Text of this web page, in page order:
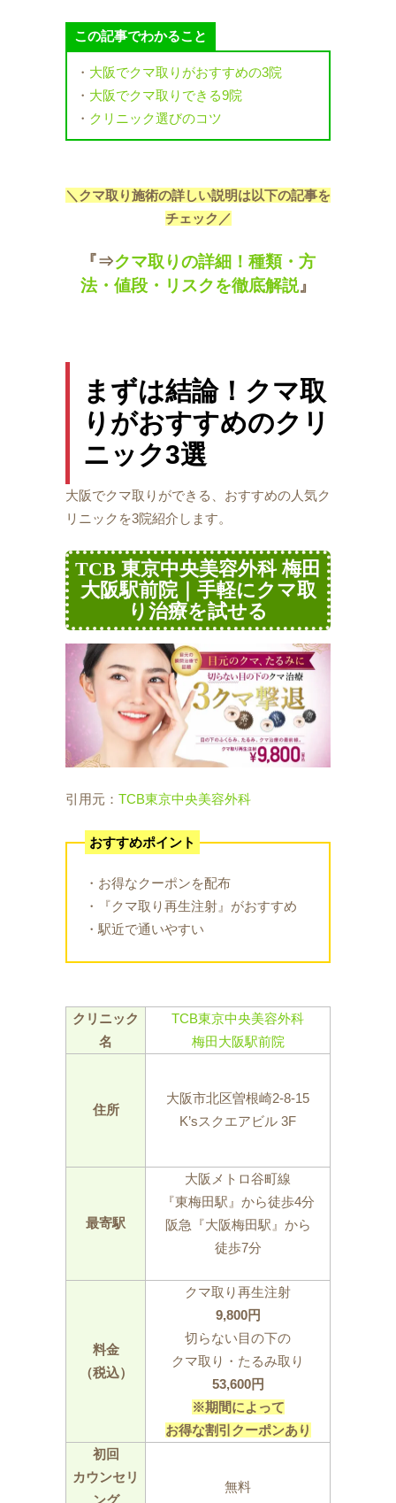
この記事でわかること
・ 大阪でクマ取りがおすすめの3院
・ 大阪でクマ取りできる9院
・ クリニック選びのコツ
＼クマ取り施術の詳しい説明は以下の記事を
チェック／
『⇒クマ取りの詳細！種類・方
法・値段・リスクを徹底解説』
まずは結論！クマ取
りがおすすめのクリ
ニック3選
大阪でクマ取りができる、おすすめの人気ク
リニックを3院紹介します。
TCB 東京中央美容外科 梅田
大阪駅前院｜手軽にクマ取
り治療を試せる
引用元： TCB東京中央美容外科
おすすめポイント
・お得なクーポンを配布
・『クマ取り再生注射』がおすすめ
・駅近で通いやすい
クリニック
名
TCB東京中央美容外科
梅田大阪駅前院
住所
大阪市北区曽根崎2-8-15
K’sスクエアビル 3F
最寄駅
大阪メトロ谷町線
『東梅田駅』から徒歩4分
阪急『大阪梅田駅』から
徒歩7分
料金
（税込）
クマ取り再生注射
9,800円
切らない目の下の
クマ取り・たるみ取り
53,600円
※期間によって
お得な割引クーポンあり
初回
カウンセリ
ング
無料